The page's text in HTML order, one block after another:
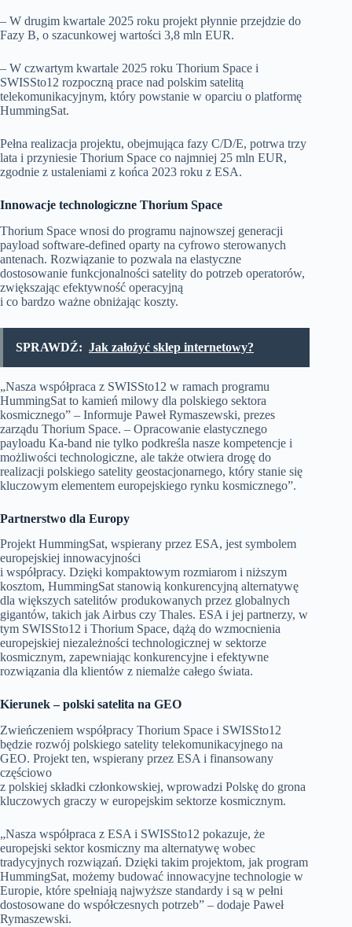
– W drugim kwartale 2025 roku projekt płynnie przejdzie do
Fazy B, o szacunkowej wartości 3,8 mln EUR.
– W czwartym kwartale 2025 roku Thorium Space i
SWISSto12 rozpoczną prace nad polskim satelitą
telekomunikacyjnym, który powstanie w oparciu o platformę
HummingSat.
Pełna realizacja projektu, obejmująca fazy C/D/E, potrwa trzy
lata i przyniesie Thorium Space co najmniej 25 mln EUR,
zgodnie z ustaleniami z końca 2023 roku z ESA.
Innowacje technologiczne Thorium Space
Thorium Space wnosi do programu najnowszej generacji
payload software-defined oparty na cyfrowo sterowanych
antenach. Rozwiązanie to pozwala na elastyczne
dostosowanie funkcjonalności satelity do potrzeb operatorów,
zwiększając efektywność operacyjną
i co bardzo ważne obniżając koszty.
SPRAWDŹ: Jak założyć sklep internetowy?
„Nasza współpraca z SWISSto12 w ramach programu
HummingSat to kamień milowy dla polskiego sektora
kosmicznego” – Informuje Paweł Rymaszewski, prezes
zarządu Thorium Space. – Opracowanie elastycznego
payloadu Ka-band nie tylko podkreśla nasze kompetencje i
możliwości technologiczne, ale także otwiera drogę do
realizacji polskiego satelity geostacjonarnego, który stanie się
kluczowym elementem europejskiego rynku kosmicznego”.
Partnerstwo dla Europy
Projekt HummingSat, wspierany przez ESA, jest symbolem
europejskiej innowacyjności
i współpracy. Dzięki kompaktowym rozmiarom i niższym
kosztom, HummingSat stanowią konkurencyjną alternatywę
dla większych satelitów produkowanych przez globalnych
gigantów, takich jak Airbus czy Thales. ESA i jej partnerzy, w
tym SWISSto12 i Thorium Space, dążą do wzmocnienia
europejskiej niezależności technologicznej w sektorze
kosmicznym, zapewniając konkurencyjne i efektywne
rozwiązania dla klientów z niemalże całego świata.
Kierunek – polski satelita na GEO
Zwieńczeniem współpracy Thorium Space i SWISSto12
będzie rozwój polskiego satelity telekomunikacyjnego na
GEO. Projekt ten, wspierany przez ESA i finansowany
częściowo
z polskiej składki członkowskiej, wprowadzi Polskę do grona
kluczowych graczy w europejskim sektorze kosmicznym.
„Nasza współpraca z ESA i SWISSto12 pokazuje, że
europejski sektor kosmiczny ma alternatywę wobec
tradycyjnych rozwiązań. Dzięki takim projektom, jak program
HummingSat, możemy budować innowacyjne technologie w
Europie, które spełniają najwyższe standardy i są w pełni
dostosowane do współczesnych potrzeb” – dodaje Paweł
Rymaszewski.